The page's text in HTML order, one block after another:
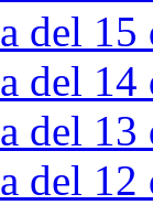
del
del
del
del